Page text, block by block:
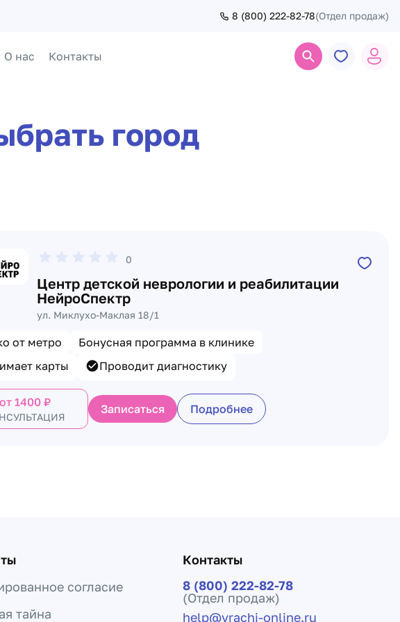
8 (800) 222-82-78(Отдел продаж)
О нас Контакты
город
0
Центр детской неврологии и реабилитации
НейроСпектр
ул. Миклухо-Маклая 18/1
от метро
Бонусная программа в клинике
карты
Проводит диагностику
от 1400 ₽ Записаться Подробнее
согласие
тайна
Контакты
8 (800) 222-82-78
(Отдел продаж)
help@vrachi-online.ru